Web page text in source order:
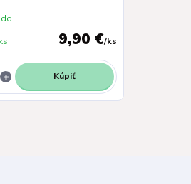
9,90 €/ks
Kúpiť